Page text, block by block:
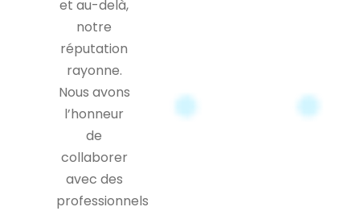
et au-delà,
notre
réputation
rayonne.
Nous avons
l’honneur
de
collaborer
avec des
professionnels